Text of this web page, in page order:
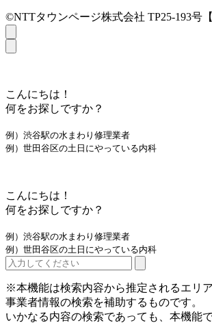
©NTTタウンページ株式会社 TP25-193号【
こんにちは！
何をお探しですか？
例）渋谷駅の水まわり修理業者
例）世田谷区の土日にやっている内科
こんにちは！
何をお探しですか？
例）渋谷駅の水まわり修理業者
例）世田谷区の土日にやっている内科
※本機能は検索内容から推定されるエリ
事業者情報の検索を補助するものです。
いかなる内容の検索であっても、本機能